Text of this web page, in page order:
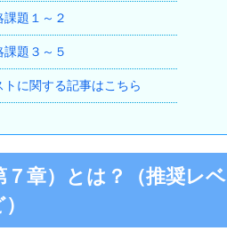
題１～２
題３～５
に関する記事はこちら
７章）とは？（推奨レベ